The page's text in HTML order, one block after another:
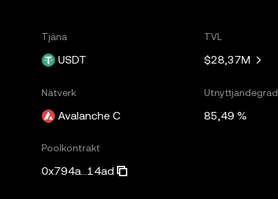
Tjäna
USDT
TVL
$28,37M
Nätverk
Avalanche C
Utnyttjandegrad
85,49 %
Poolkontrakt
0x794a...14ad